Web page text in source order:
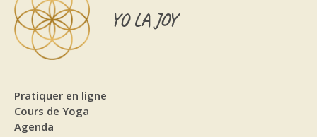
YO LA JOY
Pratiquer en ligne
Cours de Yoga
Agenda